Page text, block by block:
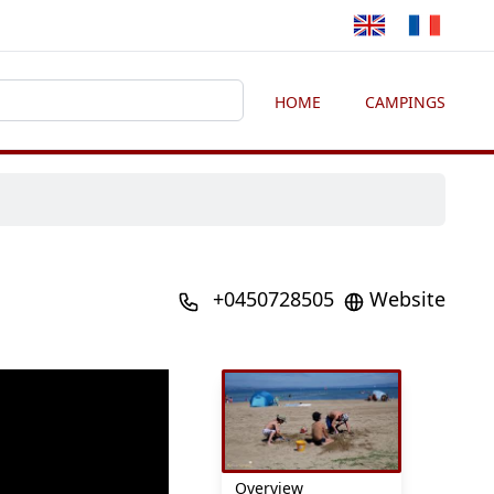
HOME CAMPINGS
+0450728505 Website
Overview